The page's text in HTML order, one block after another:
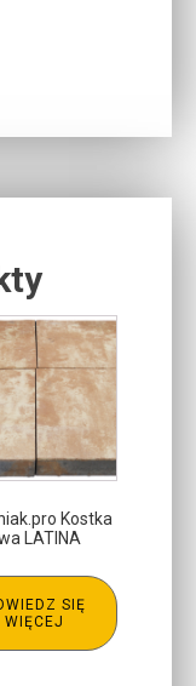
Kostka
LATINA
SIĘ
WIĘCEJ